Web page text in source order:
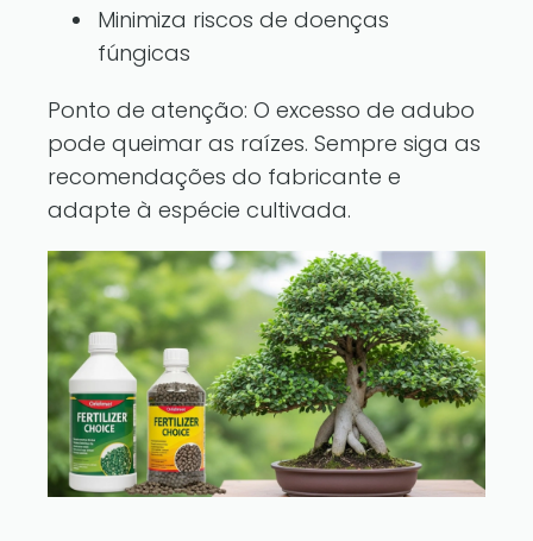
Minimiza riscos de doenças
fúngicas
Ponto de atenção: O excesso de adubo
pode queimar as raízes. Sempre siga as
recomendações do fabricante e
adapte à espécie cultivada.